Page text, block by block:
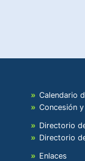
Calendario
Concesión
Directorio
Directorio
Enlaces